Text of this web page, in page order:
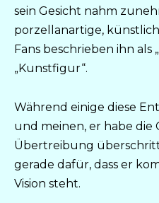
sein Gesicht nahm
porzellanartige,
Fans beschrieben ihn
„Kunstfigur“.
Während einige diese
und meinen, er habe die
Übertreibung
gerade dafür, dass er
Vision steht.